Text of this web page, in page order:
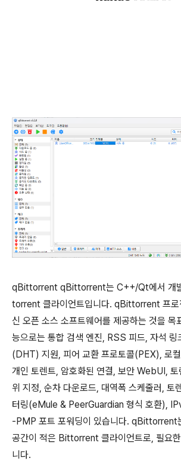
qBittorrent qBittorrent는 C++/Qt에서 개
torrent 클라이언트입니다. qBittorrent 프
신 오픈 소스 소프트웨어를 제공하는 것을 목
능으로는 통합 검색 엔진, RSS 피드, 자석 링
(DHT) 지원, 피어 교환 프로토콜(PEX), 로
개인 토렌트, 암호화된 연결, 보안 WebUI, 토
위 지정, 순차 다운로드, 대역폭 스케줄러, 토
터링(eMule & PeerGuardian 형식 호환),
-PMP 포트 포워딩이 있습니다. qBittorrent
공간이 적은 Bittorrent 클라이언트로, 필요
니다.